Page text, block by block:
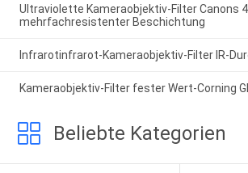
Ultraviolette Kameraobjektiv-Filter Canons
mehrfachresistenter Beschichtung
Infrarotinfrarot-Kameraobjektiv-Filter IR-
Kameraobjektiv-Filter fester Wert-Corning
Beliebte Kategorien